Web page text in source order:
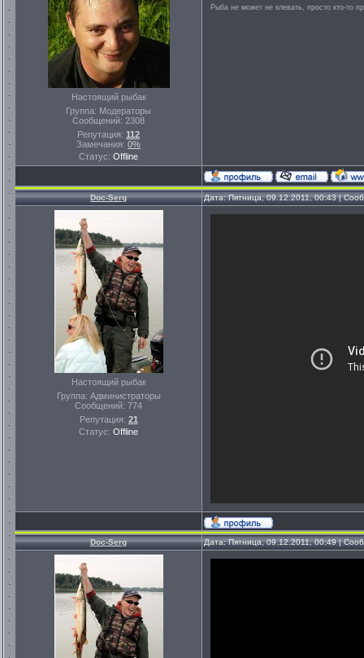
Настоящий рыбак
Группа: Модераторы
Сообщений: 2308
Репутация: 112
Замечания: 0%
Статус: Offline
Рыба не может не клевать, просто кто-то
Doc-Serg Дата: Пятница, 09.12.2011, 00:43 |
Настоящий рыбак
Группа: Администраторы
Сообщений: 774
Репутация: 21
Статус: Offline
Doc-Serg Дата: Пятница, 09.12.2011, 00:49 |